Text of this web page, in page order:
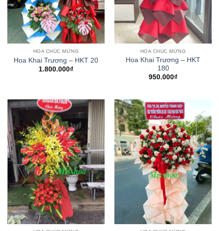
HOA CHÚC MỪNG
Hoa Khai Trương – HKT 20
1.800.000₫
HOA CHÚC MỪNG
Hoa Khai Trương – HKT
180
950.000₫